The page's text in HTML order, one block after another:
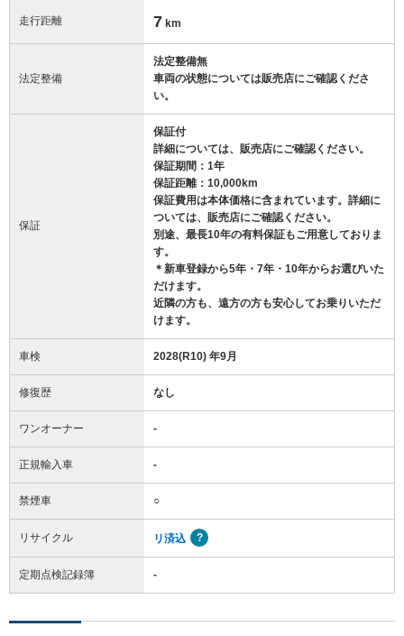
走行距離 7 km
法定整備
法定整備無
車両の状態については販売店にご確認くださ
い。
保証
保証付
詳細については、販売店にご確認ください。
保証期間：1年
保証距離：10,000km
保証費用は本体価格に含まれています。詳細に
ついては、販売店にご確認ください。
別途、最長10年の有料保証もご用意しておりま
す。
＊新車登録から5年・7年・10年からお選びいた
だけます。
近隣の方も、遠方の方も安心してお乗りいただ
けます。
車検 2028(R10) 年9月
修復歴 なし
ワンオーナー -
正規輸入車 -
禁煙車 ○
リサイクル リ済込
定期点検記録簿 -